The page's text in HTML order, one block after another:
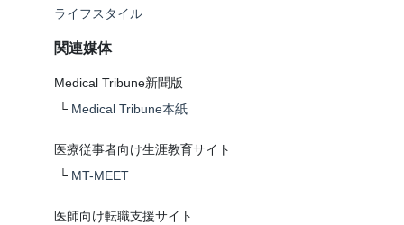
ライフスタイル
関連媒体
Medical Tribune新聞版
└ Medical Tribune本紙
医療従事者向け生涯教育サイト
└ MT-MEET
医師向け転職支援サイト